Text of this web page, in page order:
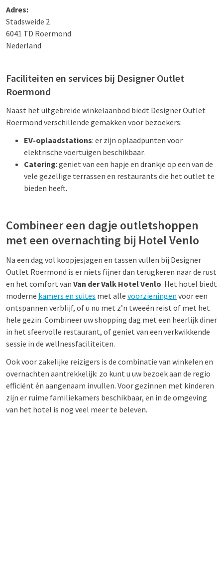
Adres:
Stadsweide 2
6041 TD Roermond
Nederland
Faciliteiten en services bij Designer Outlet
Roermond
Naast het uitgebreide winkelaanbod biedt Designer Outlet
Roermond verschillende gemakken voor bezoekers:
EV-oplaadstations: er zijn oplaadpunten voor
elektrische voertuigen beschikbaar.
Catering: geniet van een hapje en drankje op een van de
vele gezellige terrassen en restaurants die het outlet te
bieden heeft.
Combineer een dagje outletshoppen
met een overnachting bij Hotel Venlo
Na een dag vol koopjesjagen en tassen vullen bij Designer
Outlet Roermond is er niets fijner dan terugkeren naar de rust
en het comfort van Van der Valk Hotel Venlo. Het hotel biedt
moderne kamers en suites met alle voorzieningen voor een
ontspannen verblijf, of u nu met z’n tweeën reist of met het
hele gezin. Combineer uw shopping dag met een heerlijk diner
in het sfeervolle restaurant, of geniet van een verkwikkende
sessie in de wellnessfaciliteiten.
Ook voor zakelijke reizigers is de combinatie van winkelen en
overnachten aantrekkelijk: zo kunt u uw bezoek aan de regio
efficiënt én aangenaam invullen. Voor gezinnen met kinderen
zijn er ruime familiekamers beschikbaar, en in de omgeving
van het hotel is nog veel meer te beleven.